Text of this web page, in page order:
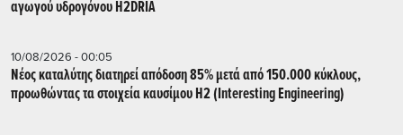
αγωγού υδρογόνου H2DRIA
10/08/2026 - 00:05
Nέος καταλύτης διατηρεί απόδοση 85% μετά από 150.000 κύκλους,
προωθώντας τα στοιχεία καυσίμου H2 (Interesting Engineering)